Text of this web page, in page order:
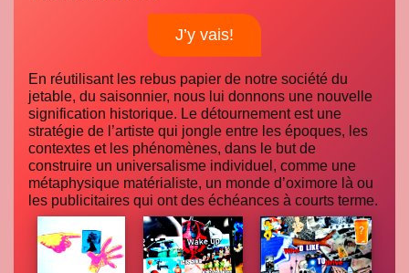
J’y vais!
En réutilisant les rebus papier de notre société du
jetable, du saisonnier, nous lui donnons une nouvelle
signification historique. Le détournement est une
stratégie de l’artiste qui jongle entre les époques, les
contextes et les phénomènes, dans le but de
construire un universalisme individuel, comme une
métaphysique matérialiste, un monde d’oximore là ou
les publicitaires qui ont des échéances à courts terme.